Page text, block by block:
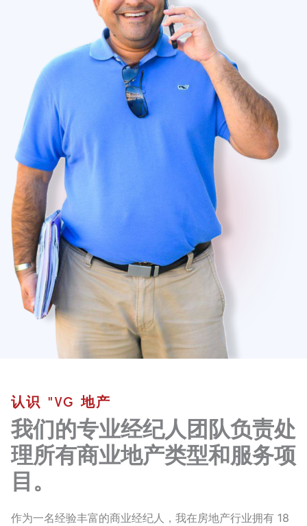
认识 "VG 地产
我们的专业经纪人团队负责处
理所有商业地产类型和服务项
目。
作为一名经验丰富的商业经纪人，我在房地产行业拥有 18